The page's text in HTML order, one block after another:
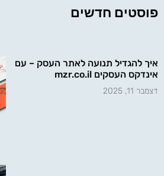
פוסטים חדשים
איך להגדיל תנועה לאתר העסק – עם
אינדקס העסקים mzr.co.il
דצמבר 11, 2025